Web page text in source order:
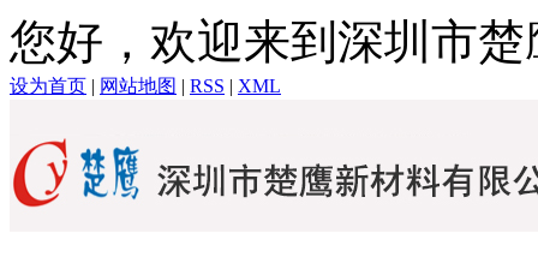
您好，欢迎来到深圳市
设为首页 | 网站地图 | RSS | XML